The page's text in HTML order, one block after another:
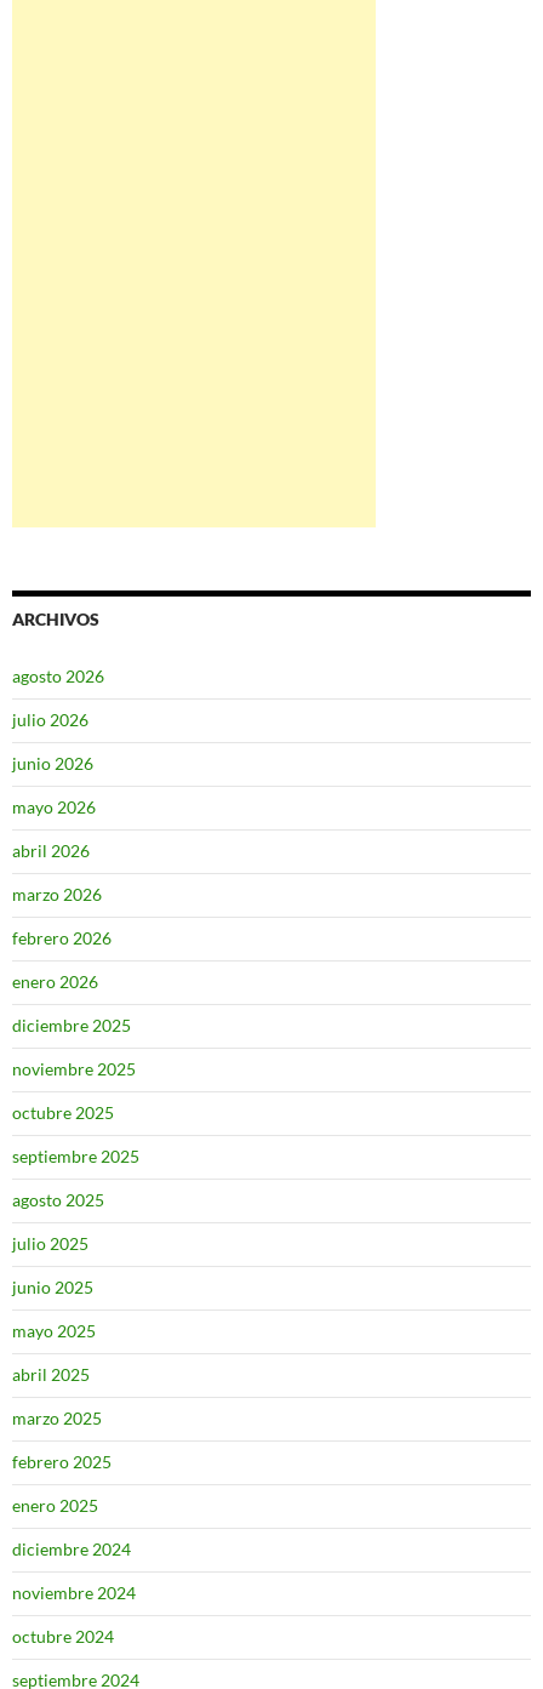
ARCHIVOS
agosto 2026
julio 2026
junio 2026
mayo 2026
abril 2026
marzo 2026
febrero 2026
enero 2026
diciembre 2025
noviembre 2025
octubre 2025
septiembre 2025
agosto 2025
julio 2025
junio 2025
mayo 2025
abril 2025
marzo 2025
febrero 2025
enero 2025
diciembre 2024
noviembre 2024
octubre 2024
septiembre 2024